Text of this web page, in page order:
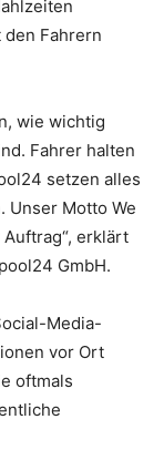
Fahrern
wie wichtig
Fahrer halten
setzen alles
Unser Motto We
erklärt
GmbH.
Media-
vor Ort
oftmals